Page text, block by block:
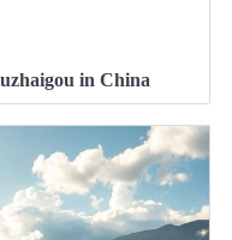
in China